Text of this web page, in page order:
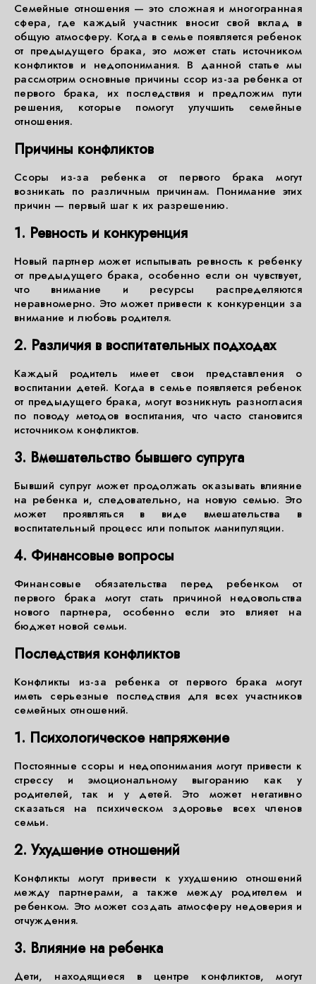
Семейные отношения — это сложная и многогранная
сфера, где каждый участник вносит свой вклад в
общую атмосферу. Когда в семье появляется ребенок
от предыдущего брака, это может стать источником
конфликтов и недопонимания. В данной статье мы
рассмотрим основные причины ссор из-за ребенка от
первого брака, их последствия и предложим пути
решения, которые помогут улучшить семейные
отношения.
Причины конфликтов
Ссоры из-за ребенка от первого брака могут
возникать по различным причинам. Понимание этих
причин — первый шаг к их разрешению.
1. Ревность и конкуренция
Новый партнер может испытывать ревность к ребенку
от предыдущего брака, особенно если он чувствует,
что внимание и ресурсы распределяются
неравномерно. Это может привести к конкуренции за
внимание и любовь родителя.
2. Различия в воспитательных подходах
Каждый родитель имеет свои представления о
воспитании детей. Когда в семье появляется ребенок
от предыдущего брака, могут возникнуть разногласия
по поводу методов воспитания, что часто становится
источником конфликтов.
3. Вмешательство бывшего супруга
Бывший супруг может продолжать оказывать влияние
на ребенка и, следовательно, на новую семью. Это
может проявляться в виде вмешательства в
воспитательный процесс или попыток манипуляции.
4. Финансовые вопросы
Финансовые обязательства перед ребенком от
первого брака могут стать причиной недовольства
нового партнера, особенно если это влияет на
бюджет новой семьи.
Последствия конфликтов
Конфликты из-за ребенка от первого брака могут
иметь серьезные последствия для всех участников
семейных отношений.
1. Психологическое напряжение
Постоянные ссоры и недопонимания могут привести к
стрессу и эмоциональному выгоранию как у
родителей, так и у детей. Это может негативно
сказаться на психическом здоровье всех членов
семьи.
2. Ухудшение отношений
Конфликты могут привести к ухудшению отношений
между партнерами, а также между родителем и
ребенком. Это может создать атмосферу недоверия и
отчуждения.
3. Влияние на ребенка
Дети, находящиеся в центре конфликтов, могут